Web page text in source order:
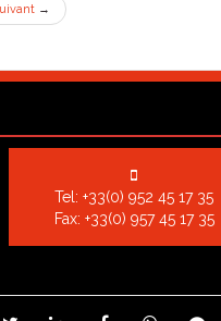
→
Tel:+33(0) 952 45 17 35
Fax: +33(0) 957 45 17 35